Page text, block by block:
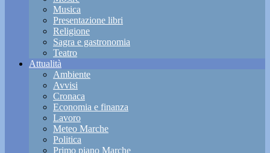
Musica
Presentazione libri
Religione
Sagra e gastronomia
Teatro
Attualità
Ambiente
Avvisi
Cronaca
Economia e finanza
Lavoro
Meteo Marche
Politica
Primo piano Marche